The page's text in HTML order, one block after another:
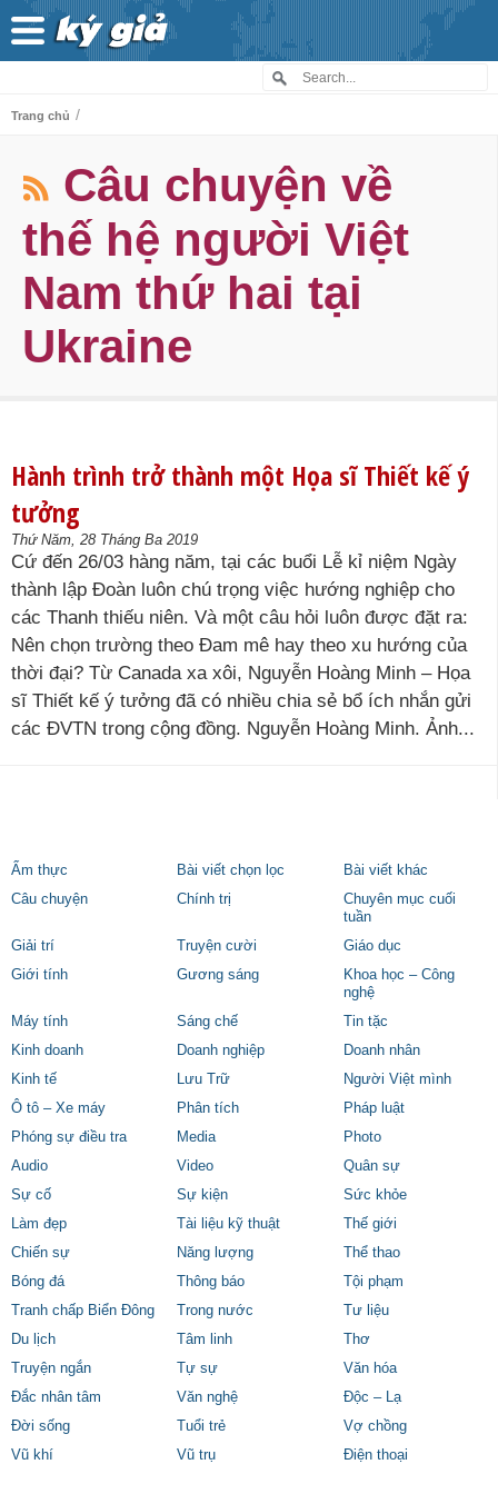
Trang chủ /
Câu chuyện về
thế hệ người Việt
Nam thứ hai tại
Ukraine
Hành trình trở thành một Họa sĩ Thiết kế ý
tưởng
Thứ Năm, 28 Tháng Ba 2019
Cứ đến 26/03 hàng năm, tại các buổi Lễ kỉ niệm Ngày
thành lập Đoàn luôn chú trọng việc hướng nghiệp cho
các Thanh thiếu niên. Và một câu hỏi luôn được đặt ra:
Nên chọn trường theo Đam mê hay theo xu hướng của
thời đại? Từ Canada xa xôi, Nguyễn Hoàng Minh – Họa
sĩ Thiết kế ý tưởng đã có nhiều chia sẻ bổ ích nhắn gửi
các ĐVTN trong cộng đồng. Nguyễn Hoàng Minh. Ảnh...
Ẩm thực Bài viết chọn lọc
Bài viết khác
Câu chuyện
Chính trị
Chuyên mục cuối
tuần
Giải trí
Truyện cười
Giáo dục
Giới tính
Gương sáng
Khoa học – Công
nghệ
Máy tính
Sáng chế
Tin tặc
Kinh doanh
Doanh nghiệp
Doanh nhân
Kinh tế
Lưu Trữ
Người Việt mình
Ô tô – Xe máy
Phân tích
Pháp luật
Phóng sự điều tra
Media
Photo
Audio
Video
Quân sự
Sự cố
Sự kiện
Sức khỏe
Làm đẹp
Tài liệu kỹ thuật
Thế giới
Chiến sự
Năng lượng
Thể thao
Bóng đá
Thông báo
Tội phạm
Tranh chấp Biển Đông
Trong nước
Tư liệu
Du lịch
Tâm linh
Thơ
Truyện ngắn
Tự sự
Văn hóa
Đắc nhân tâm
Văn nghệ
Độc – Lạ
Đời sống
Tuổi trẻ
Vợ chồng
Vũ khí
Vũ trụ Điện thoại